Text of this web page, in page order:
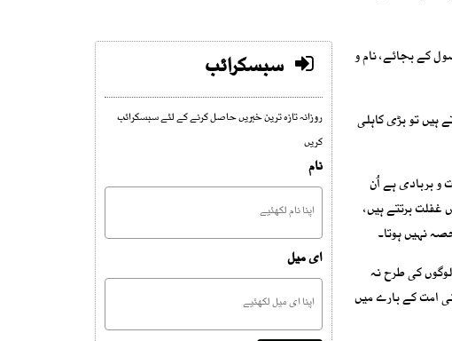
کے بجائے، نام و
ہیں تو بڑی کاہلی
و بربادی ہے اُن
غفلت برتتے ہیں،
نہیں ہوتا۔
کی طرح نہ
الانفال47)یہی وجہ ہے حضورﷺ کواپنی امت کے بارے میں
سبسکرائب
روزانہ تازہ ترین خبریں حاصل کرنے کے لئے سبسکرائب
کریں
نام
ای میل